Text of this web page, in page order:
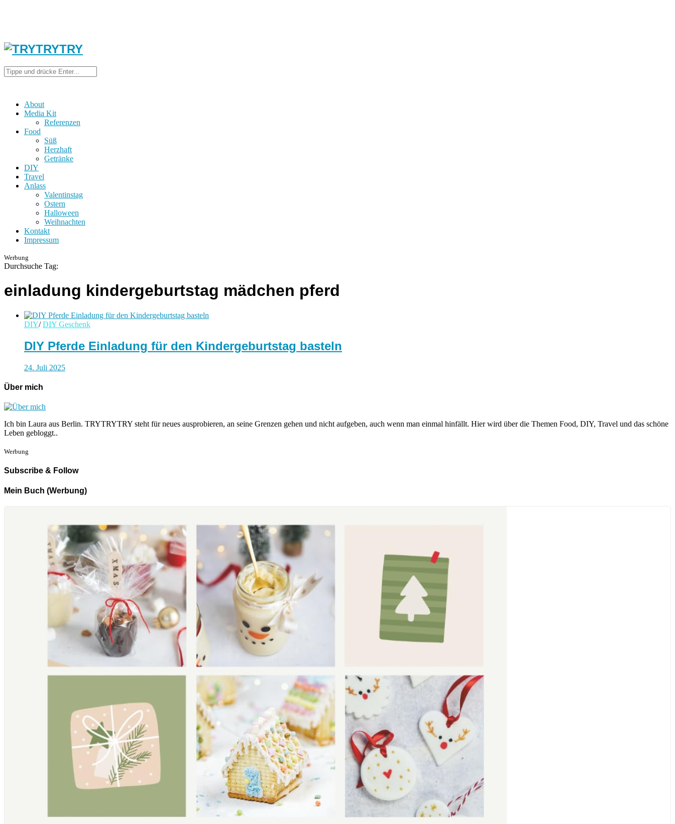
About
Media Kit
Referenzen
Food
Süß
Herzhaft
Getränke
DIY
Travel
Anlass
Valentinstag
Ostern
Halloween
Weihnachten
Kontakt
Impressum
Werbung
Durchsuche Tag:
einladung kindergeburtstag mädchen pferd
DIY/ DIY Geschenk
DIY Pferde Einladung für den Kindergeburtstag basteln
24. Juli 2025
Über mich
Ich bin Laura aus Berlin. TRYTRYTRY steht für neues ausprobieren, an seine Grenzen gehen und nicht aufgeben, auch wenn man einmal hinfällt. Hier wird über die Themen Food, DIY, Travel und das schöne
Leben gebloggt..
Werbung
Subscribe & Follow
Mein Buch (Werbung)